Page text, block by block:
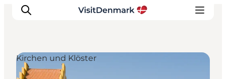
Kirchen und Klöster